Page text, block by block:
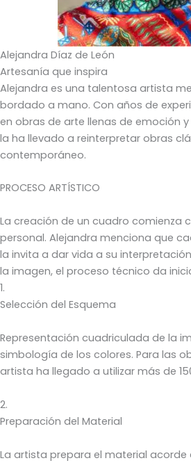
Alejandra Díaz de León
Artesanía que inspira
Alejandra es una talentosa artista
bordado a mano. Con años de
en obras de arte llenas de emoción
la ha llevado a reinterpretar obras
contemporáneo.
PROCESO ARTÍSTICO
La creación de un cuadro comienza
personal. Alejandra menciona que
la invita a dar vida a su
la imagen, el proceso técnico da
1.
Selección del Esquema
Representación cuadriculada de la
simbología de los colores. Para las
artista ha llegado a utilizar más de
2.
Preparación del Material
La artista prepara el material